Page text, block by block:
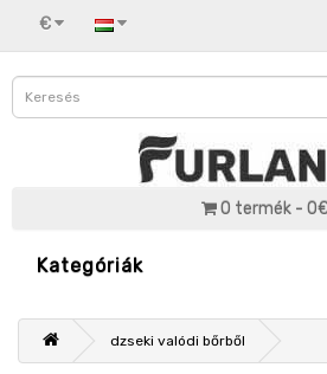
€
0 termék -
Kategóriák
dzseki valódi bőrből